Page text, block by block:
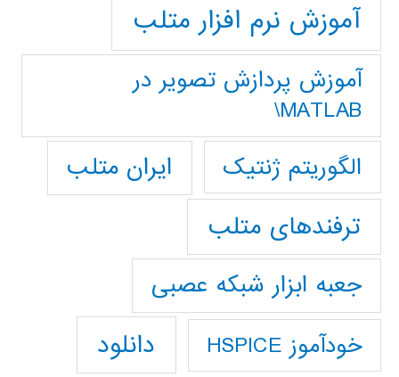
آموزش نرم افزار متلب
آموزش پردازش تصوير در
MATLAB\
الگوریتم ژنتیک
ایران متلب
ترفندهای متلب
جعبه ابزار شبکه عصبی
خودآموز HSPICE دانلود